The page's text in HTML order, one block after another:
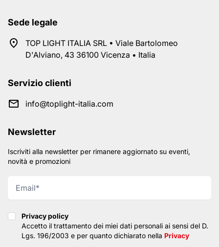
Sede legale
TOP LIGHT ITALIA SRL • Viale Bartolomeo
D'Alviano, 43 36100 Vicenza • Italia
Servizio clienti
info@toplight-italia.com
Newsletter
Iscriviti alla newsletter per rimanere aggiornato su eventi,
novità e promozioni
Privacy policy
Privacy policy
Accetto il trattamento dei miei dati personali ai sensi del D.
Lgs. 196/2003 e per quanto dichiarato nella Privacy